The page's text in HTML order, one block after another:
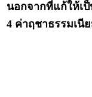
นอกจากที่แก้ให้เ
4 ค่าฤชาธรรมเนี